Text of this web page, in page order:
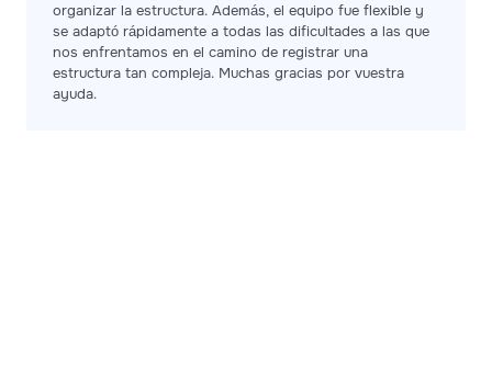
organizar la estructura. Además, el equipo fue flexible y
se adaptó rápidamente a todas las dificultades a las que
nos enfrentamos en el camino de registrar una
estructura tan compleja. Muchas gracias por vuestra
ayuda.